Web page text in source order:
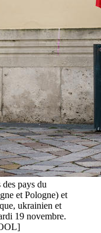
pays du
et Pologne) et
ukrainien et
19 novembre.